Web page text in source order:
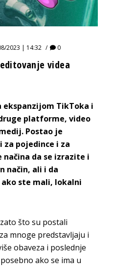
2023 | 14:32 0
videa
ekspanzijom TikToka i
platforme, video
Postao je
za pojedince i za
da se izrazite i
način, ali i da
ste mali, lokalni
što su postali
mnoge predstavljaju i
obaveza i poslednje
ako se ima u